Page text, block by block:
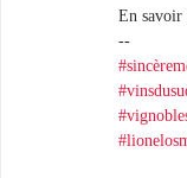
En
--